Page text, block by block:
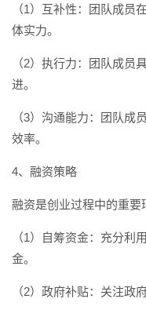
（1）互补性：团队成员
体实力。
（2）执行力：团队成员
进。
（3）沟通能力：团队成
效率。
4、融资策略
融资是创业过程中的重要
（1）自筹资金：充分利
金。
（2）政府补贴：关注政